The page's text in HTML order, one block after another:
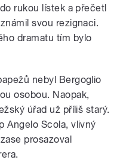
rukou lístek a přečetl
svou rezignaci.
dramatu tím bylo
nebyl Bergoglio
osobou. Naopak,
úřad už příliš starý.
Angelo Scola, vlivný
prosazoval